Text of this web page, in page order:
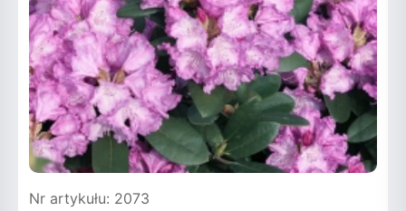
Nr artykułu: 2073